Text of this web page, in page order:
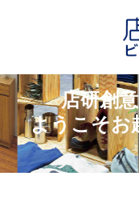
店研創
ようこそお